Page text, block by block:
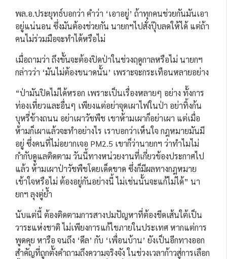
พล.อ.ประยุทธ์บอกว่า คำว่า ‘เอาอยู่’ ถ้าทุกคนช่วยกันมันเอา
อยู่แน่นอน ซึ่งมันต้องช่วยกัน นายกฯไปสั่งปุ๊บลดให้ได้ แต่ถ้า
คนไม่ร่วมมือจะทำได้หรือไม่
เมื่อถามว่า ถึงขั้นจะต้องปิดป่าในช่วงฤดูกาลหรือไม่ นายกฯ
กล่าวว่า ‘มันไม่ต้องขนาดนั้น’ เพราะจะกระเทือนหลายอย่าง
“ป่ามันปิดไม่ได้หรอก เพราะเป็นเรื่องหลายๆ อย่าง ทั้งการ
ท่องเที่ยวและอื่นๆ เพียงแต่อย่าจุดเผาไฟในป่า อย่าทิ้งก้น
บุหรี่ข้างถนน อย่าเผาวัชพืช เขาห้ามเผาก็อย่าเผา แต่เมื่อ
ห้ามก็เผาแล้วจะทำอย่างไร เราบอกว่าเห็นใจ กฎหมายมันมี
อยู่ ซึ่งคนที่ไม่อยากเจอ PM2.5 เขาก็ว่านายกฯ ว่าทำไมไม่
กำกับดูแลติดตาม วันนี้ทางหน่วยงานที่เกี่ยวข้องประกาศไป
แล้ว ห้ามเผาป่าวัชพืชโดยเด็ดขาด ซึ่งก็มีผลทางกฎหมาย
เข้าใจหรือไม่ ต้องอยู่กันอย่างนี้ ไม่เช่นนั้นจะแก้ไม่ได้” นา
ยกฯ ลุงตู่ย้ำ
นับแต่นี้ ต้องติดตามการสางปมปัญหาที่ต้องขีดเส้นใต้เป็น
วาระแห่งชาติ ไม่เพียงการแก้ไขภายในประเทศ หากแต่การ
พูดคุย หารือ จนถึง ‘ดีล’ กับ ‘เพื่อนบ้าน’ ยังเป็นอีกทางออก
สำคัญที่ถูกตั้งคำถามถึงความจริงจัง ในช่วงเวลาก้าวสู่การเลือก